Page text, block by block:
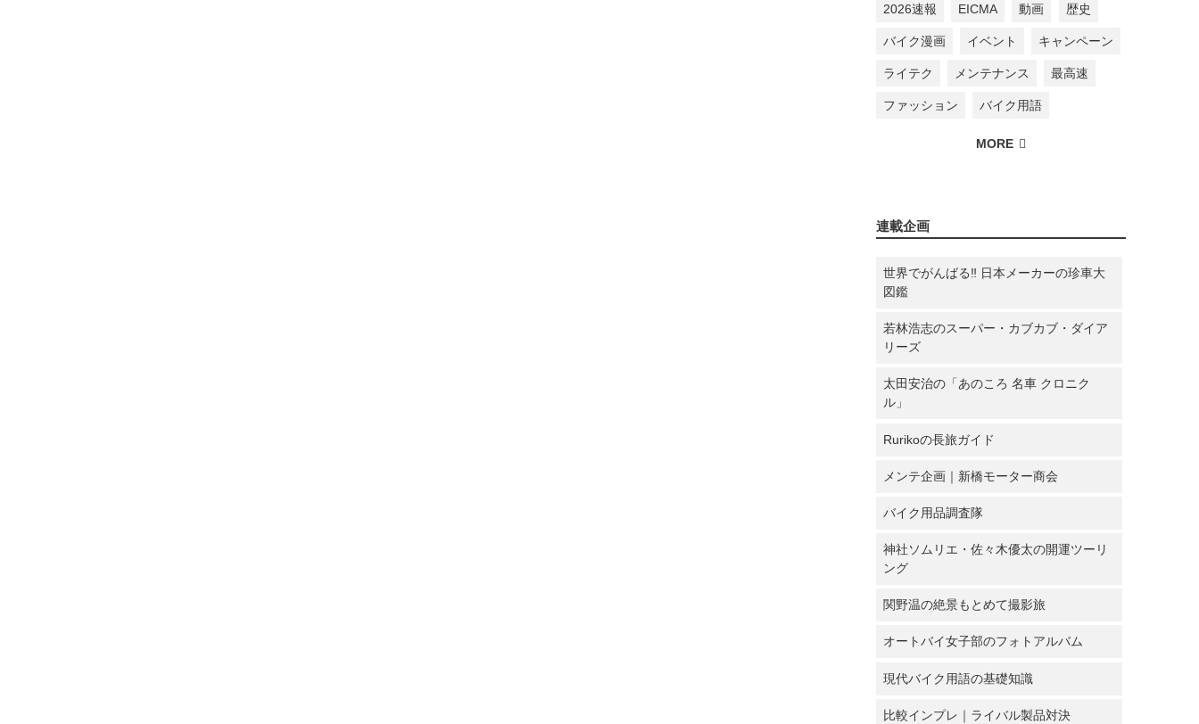
2026速報 EICMA 動画 歴史
バイク漫画 イベント キャンペーン
ライテク メンテナンス 最高速
ファッション バイク用語
連載企画
世界でがんばる‼ 日本メーカーの珍車大
図鑑
若林浩志のスーパー・カブカブ・ダイア
リーズ
太田安治の「あのころ 名車 クロニク
ル」
Rurikoの長旅ガイド
メンテ企画｜新橋モーター商会
バイク用品調査隊
神社ソムリエ・佐々木優太の開運ツーリ
ング
関野温の絶景もとめて撮影旅
オートバイ女子部のフォトアルバム
現代バイク用語の基礎知識
比較インプレ｜ライバル製品対決